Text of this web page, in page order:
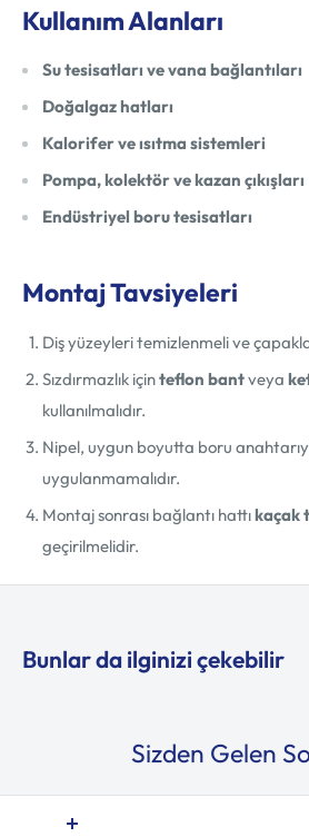
Kullanım Alanları
Su tesisatları ve vana bağlantıları
Doğalgaz hatları
Kalorifer ve ısıtma sistemleri
Pompa, kolektör ve kazan çıkışları
Endüstriyel boru tesisatları
Montaj Tavsiyeleri
Diş yüzeyleri temizlenmeli ve
Sızdırmazlık içinteflon bantveya
kullanılmalıdır.
Nipel, uygun boyutta boru
uygulanmamalıdır.
Montaj sonrası bağlantı hattıkaçak
geçirilmelidir.
Bunlar da ilginizi çekebilir
Sizden Gelen